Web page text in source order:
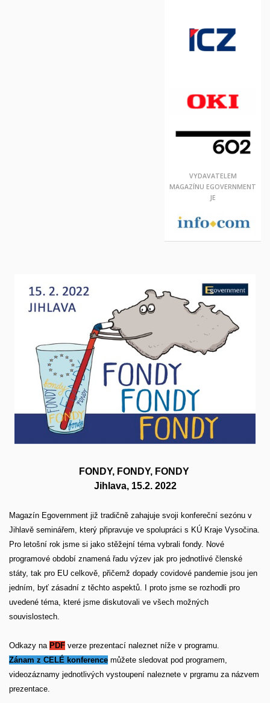
VYDAVATELEM
MAGAZÍNU EGOVERNMENT
JE
FONDY, FONDY, FONDY
Jihlava, 15.2. 2022
Magazín Egovernment již tradičně zahajuje svoji konfereční sezónu v
Jihlavě seminářem, který připravuje ve spolupráci s KÚ Kraje Vysočina.
Pro letošní rok jsme si jako stěžejní téma vybrali fondy. Nové
programové období znamená řadu výzev jak pro jednotlivé členské
státy, tak pro EU celkově, přičemž dopady covidové pandemie jsou jen
jedním, byť zásadní z těchto aspektů. I proto jsme se rozhodli pro
uvedené téma, které jsme diskutovali ve všech možných
souvislostech.
Odkazy na PDF verze prezentací naleznet níže v programu.
Zánam z CELÉ konference můžete sledovat pod programem,
videozáznamy jednotlivých vystoupení naleznete v prgramu za názvem
prezentace.